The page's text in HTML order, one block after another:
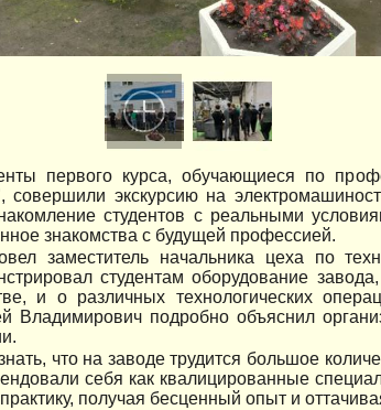
первого курса, обучающиеся по
экскурсию на
студентов с реальными
знакомства с будущей профессией.
заместитель начальника цеха по
студентам оборудование
и о различных технологических
Владимирович подробно объяснил
что на заводе трудится большое
себя как квалицированные
получая бесценный опыт и